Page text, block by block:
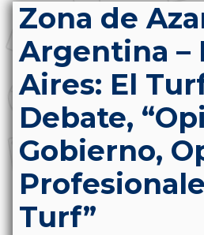
Zona de
Argentina –
Aires: El
Debate,
Gobierno,
Turf”